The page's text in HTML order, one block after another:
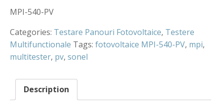
MPI-540-PV
Categories: Testare Panouri Fotovoltaice, Testere
Multifunctionale Tags: fotovoltaice MPI-540-PV, mpi,
multitester, pv, sonel
Description